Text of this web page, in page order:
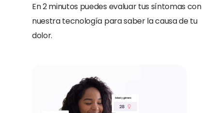
En 2 minutos puedes evaluar tus síntomas con
nuestra tecnología para saber la causa de tu
dolor.